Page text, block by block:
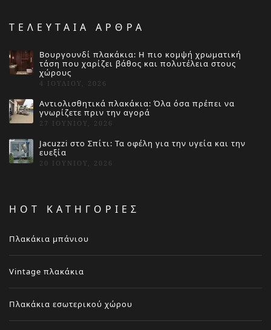
ΤΕΛΕΥΤΑΙΑ ΑΡΘΡΑ
Βουργουνδί πλακάκια: Η πιο κομψή χρωματική
τάση που χαρίζει βάθος και πολυτέλεια στους
χώρους
4 ΙΟΥΛΊΟΥ, 2026
Αντιολισθητικά πλακάκια: Όλα όσα πρέπει να
γνωρίζετε πριν την αγορά
27 ΙΟΥΝΊΟΥ, 2026
Jacuzzi στο Σπίτι: Τα οφέλη για την υγεία και την
ευεξία
20 ΙΟΥΝΊΟΥ, 2026
HOT ΚΑΤΗΓΟΡΙΕΣ
Πλακάκια μπάνιου
Vintage πλακάκια
Πλακάκια εσωτερικού χώρου